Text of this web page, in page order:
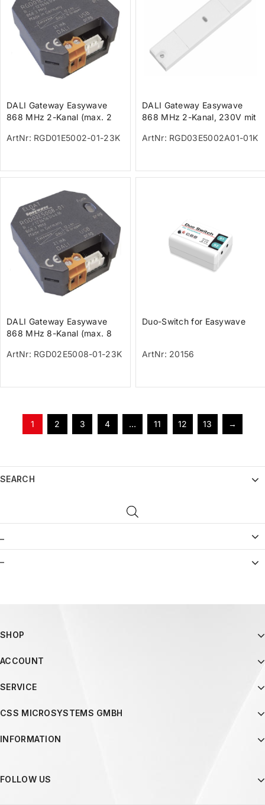
DALI Gateway Easywave
868 MHz 2-Kanal (max. 2
ArtNr: RGD01E5002-01-23K
DALI Gateway Easywave
868 MHz 2-Kanal, 230V mit
ArtNr: RGD03E5002A01-01K
DALI Gateway Easywave
868 MHz 8-Kanal (max. 8
ArtNr: RGD02E5008-01-23K
Duo-Switch for Easywave
ArtNr: 20156
1 2 3 4 … 11 12 13 →
SEARCH
–
SHOP
ACCOUNT
SERVICE
CSS MICROSYSTEMS GMBH
INFORMATION
FOLLOW US